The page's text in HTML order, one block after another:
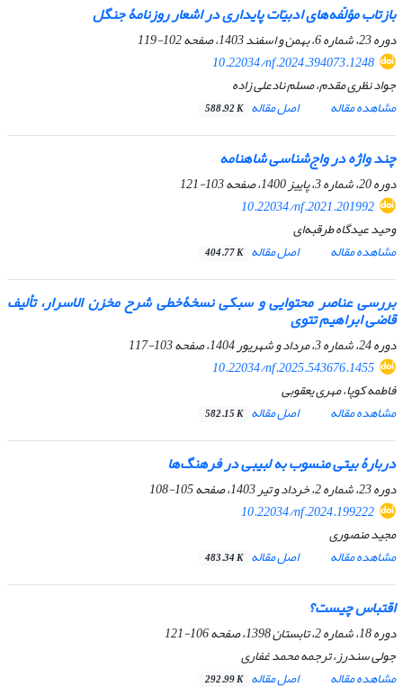
بازتاب مؤلّفه‌های ادبیّات پایداری در اشعار روزنامۀ جنگل
دوره 23، شماره 6، بهمن و اسفند 1403، صفحه
102-119
10.22034/nf.2024.394073.1248
جواد نظری مقدم، مسلم نادعلی زاده
مشاهده مقاله
اصل مقاله 588.92 K
چند واژه در واج‌شناسی شاهنامه
دوره 20، شماره 3، پاییز 1400، صفحه
103-121
10.22034/nf.2021.201992
وحید عیدگاه طرقبه‌ای
مشاهده مقاله
اصل مقاله 404.77 K
بررسی عناصر محتوایی و سبکی نسخۀخطی شرح مخزن ‌الاسرار، تألیف
قاضی ابراهیم تتوی
دوره 24، شماره 3، مرداد و شهریور 1404، صفحه
103-117
10.22034/nf.2025.543676.1455
فاطمه کوپا، مهری یعقوبی
مشاهده مقاله
اصل مقاله 582.15 K
دربارۀ بیتی منسوب به لبیبی در فرهنگ‌ها
دوره 23، شماره 2، خرداد و تیر 1403، صفحه
105-108
10.22034/nf.2024.199222
مجید منصوری
مشاهده مقاله
اصل مقاله 483.34 K
اقتباس چیست؟
دوره 18، شماره 2، تابستان 1398، صفحه
106-121
جولی سندرز، ترجمه محمد غفاری
مشاهده مقاله
اصل مقاله 292.99 K